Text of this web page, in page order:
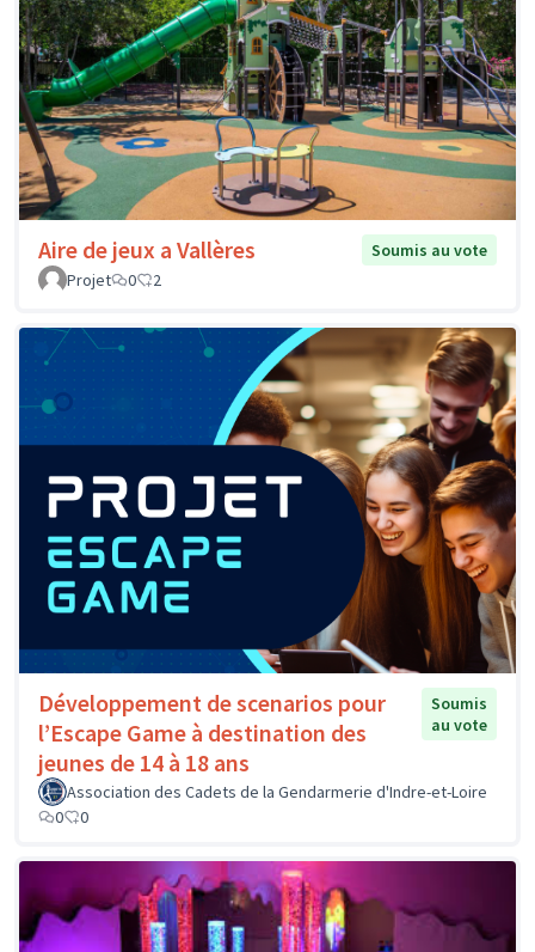
Aire de jeux a Vallères
Soumis au vote
Projet
0 2
Développement de scenarios pour
l’Escape Game à destination des
jeunes de 14 à 18 ans
Soumis
au vote
Association des Cadets de la Gendarmerie d'Indre-et-Loire
0
0